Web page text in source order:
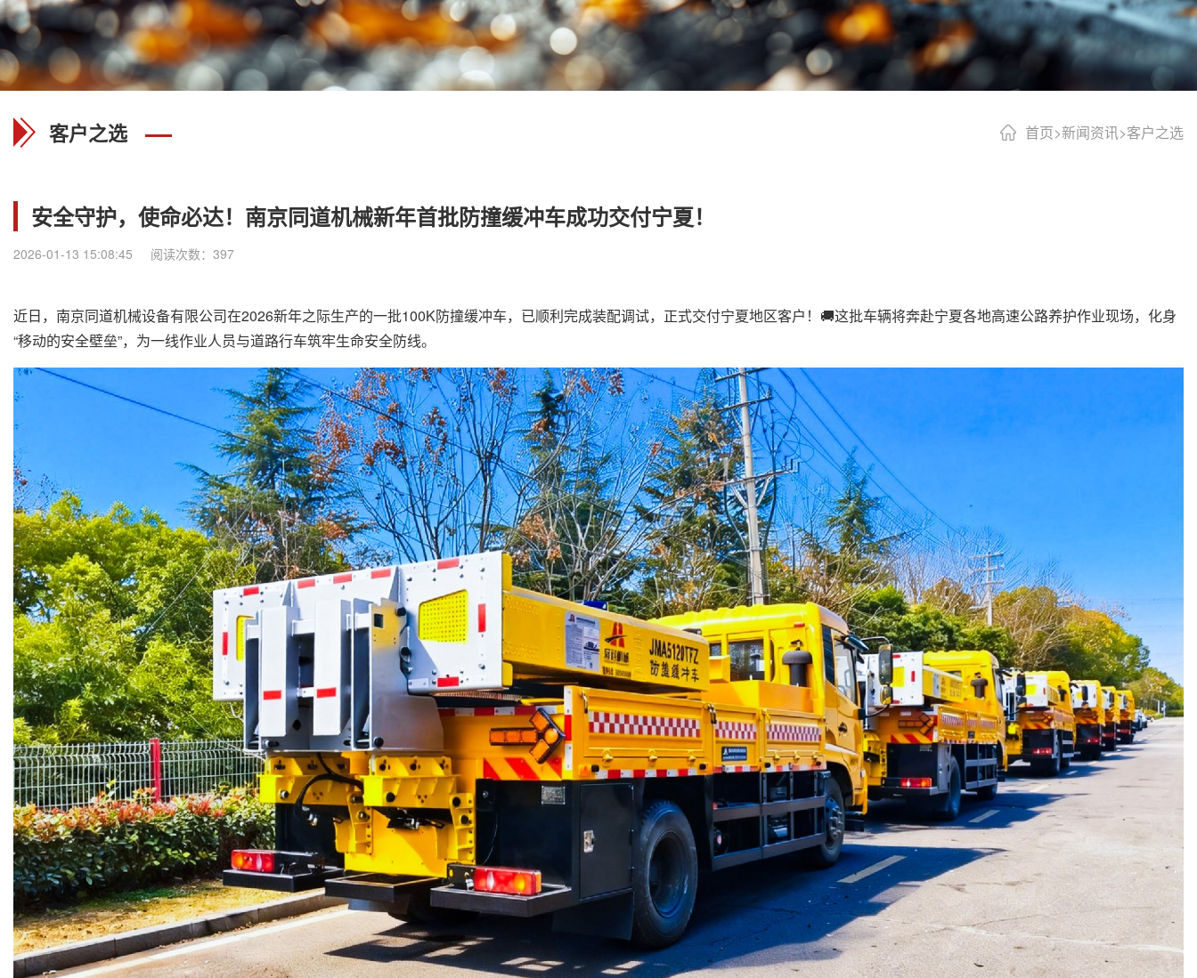
首页>新闻资讯>客户之选
客户之选
安全守护，使命必达！南京同道机械新年首批防撞缓冲车成功交付宁夏！
2026-01-13 15:08:45 阅读次数：397
近日，南京同道机械设备有限公司在2026新年之际生产的一批100K防撞缓冲车，已顺利完成装配调试，正式交付宁夏地区客户！🚚这批车辆将奔赴宁夏各地高速公路养护作业现场，化身
“移动的安全壁垒”，为一线作业人员与道路行车筑牢生命安全防线。